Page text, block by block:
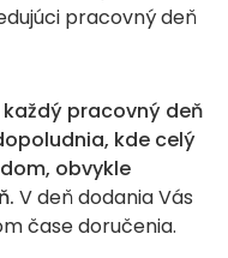
pracovný deň
pracovný deň
kde celý
obvykle
V deň dodania Vás
čase doručenia.